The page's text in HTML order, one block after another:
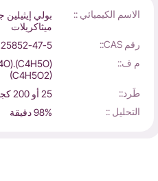
الاسم الكيميائي ::
ميثاكريلات
رقم CAS::
25852-47-5
م ف::
(C4H5O2)
طَرد::
25 أو 200 كجم/برميل
التحليل ::
98% دقيقة